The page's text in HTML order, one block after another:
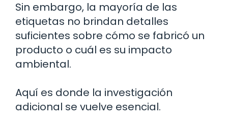
Sin embargo, la mayoría de las
etiquetas no brindan detalles
suficientes sobre cómo se fabricó un
producto o cuál es su impacto
ambiental.
Aquí es donde la investigación
adicional se vuelve esencial.